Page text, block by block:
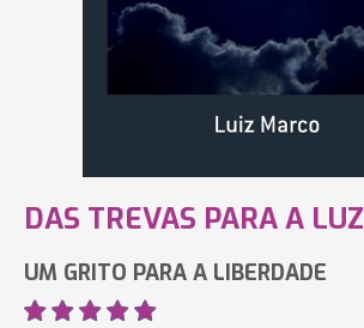
DAS TREVAS PARA A LUZ
UM GRITO PARA A LIBERDADE